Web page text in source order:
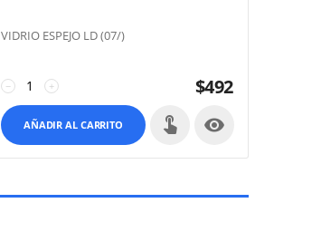
VIDRIO ESPEJO LD (07/)
+
− $492
AÑADIR AL CARRITO 